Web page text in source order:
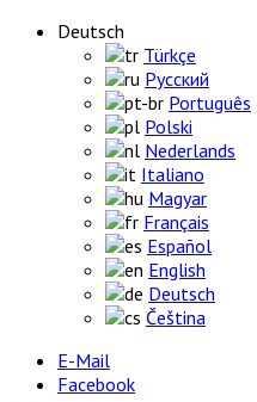
Deutsch
Türkçe
Русский
Português
Polski
Nederlands
Italiano
Magyar
Français
Español
English
Deutsch
Čeština
E-Mail
Facebook